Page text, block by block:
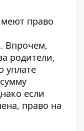
право
Впрочем,
родители,
уплате
если
право на